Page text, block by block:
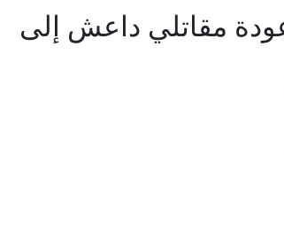
مقاتلي داعش إلى